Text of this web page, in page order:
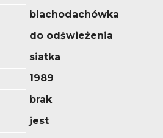
blachodachówka
do odświeżenia
siatka
1989
brak
jest